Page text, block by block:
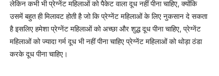
लेकिन कभी भी प्रेग्नेंट महिलाओं को पैकेट वाला दूध नहीं पीना चाहिए, क्योंकि
उसमें बहुत ही मिलावट होती है जो कि प्रेग्नेंट महिलाओं के लिए नुकसान दे सकता
है इसलिए हमेशा प्रेग्नेंट महिलाओं को अच्छा और शुद्ध दूध पीना चाहिए, प्रेग्नेंट
महिलाओं को ज्यादा गर्म दूध भी नहीं पीना चाहिए प्रेग्नेंट महिलाओं को थोड़ा ठंडा
करके दूध पीना चाहिए।